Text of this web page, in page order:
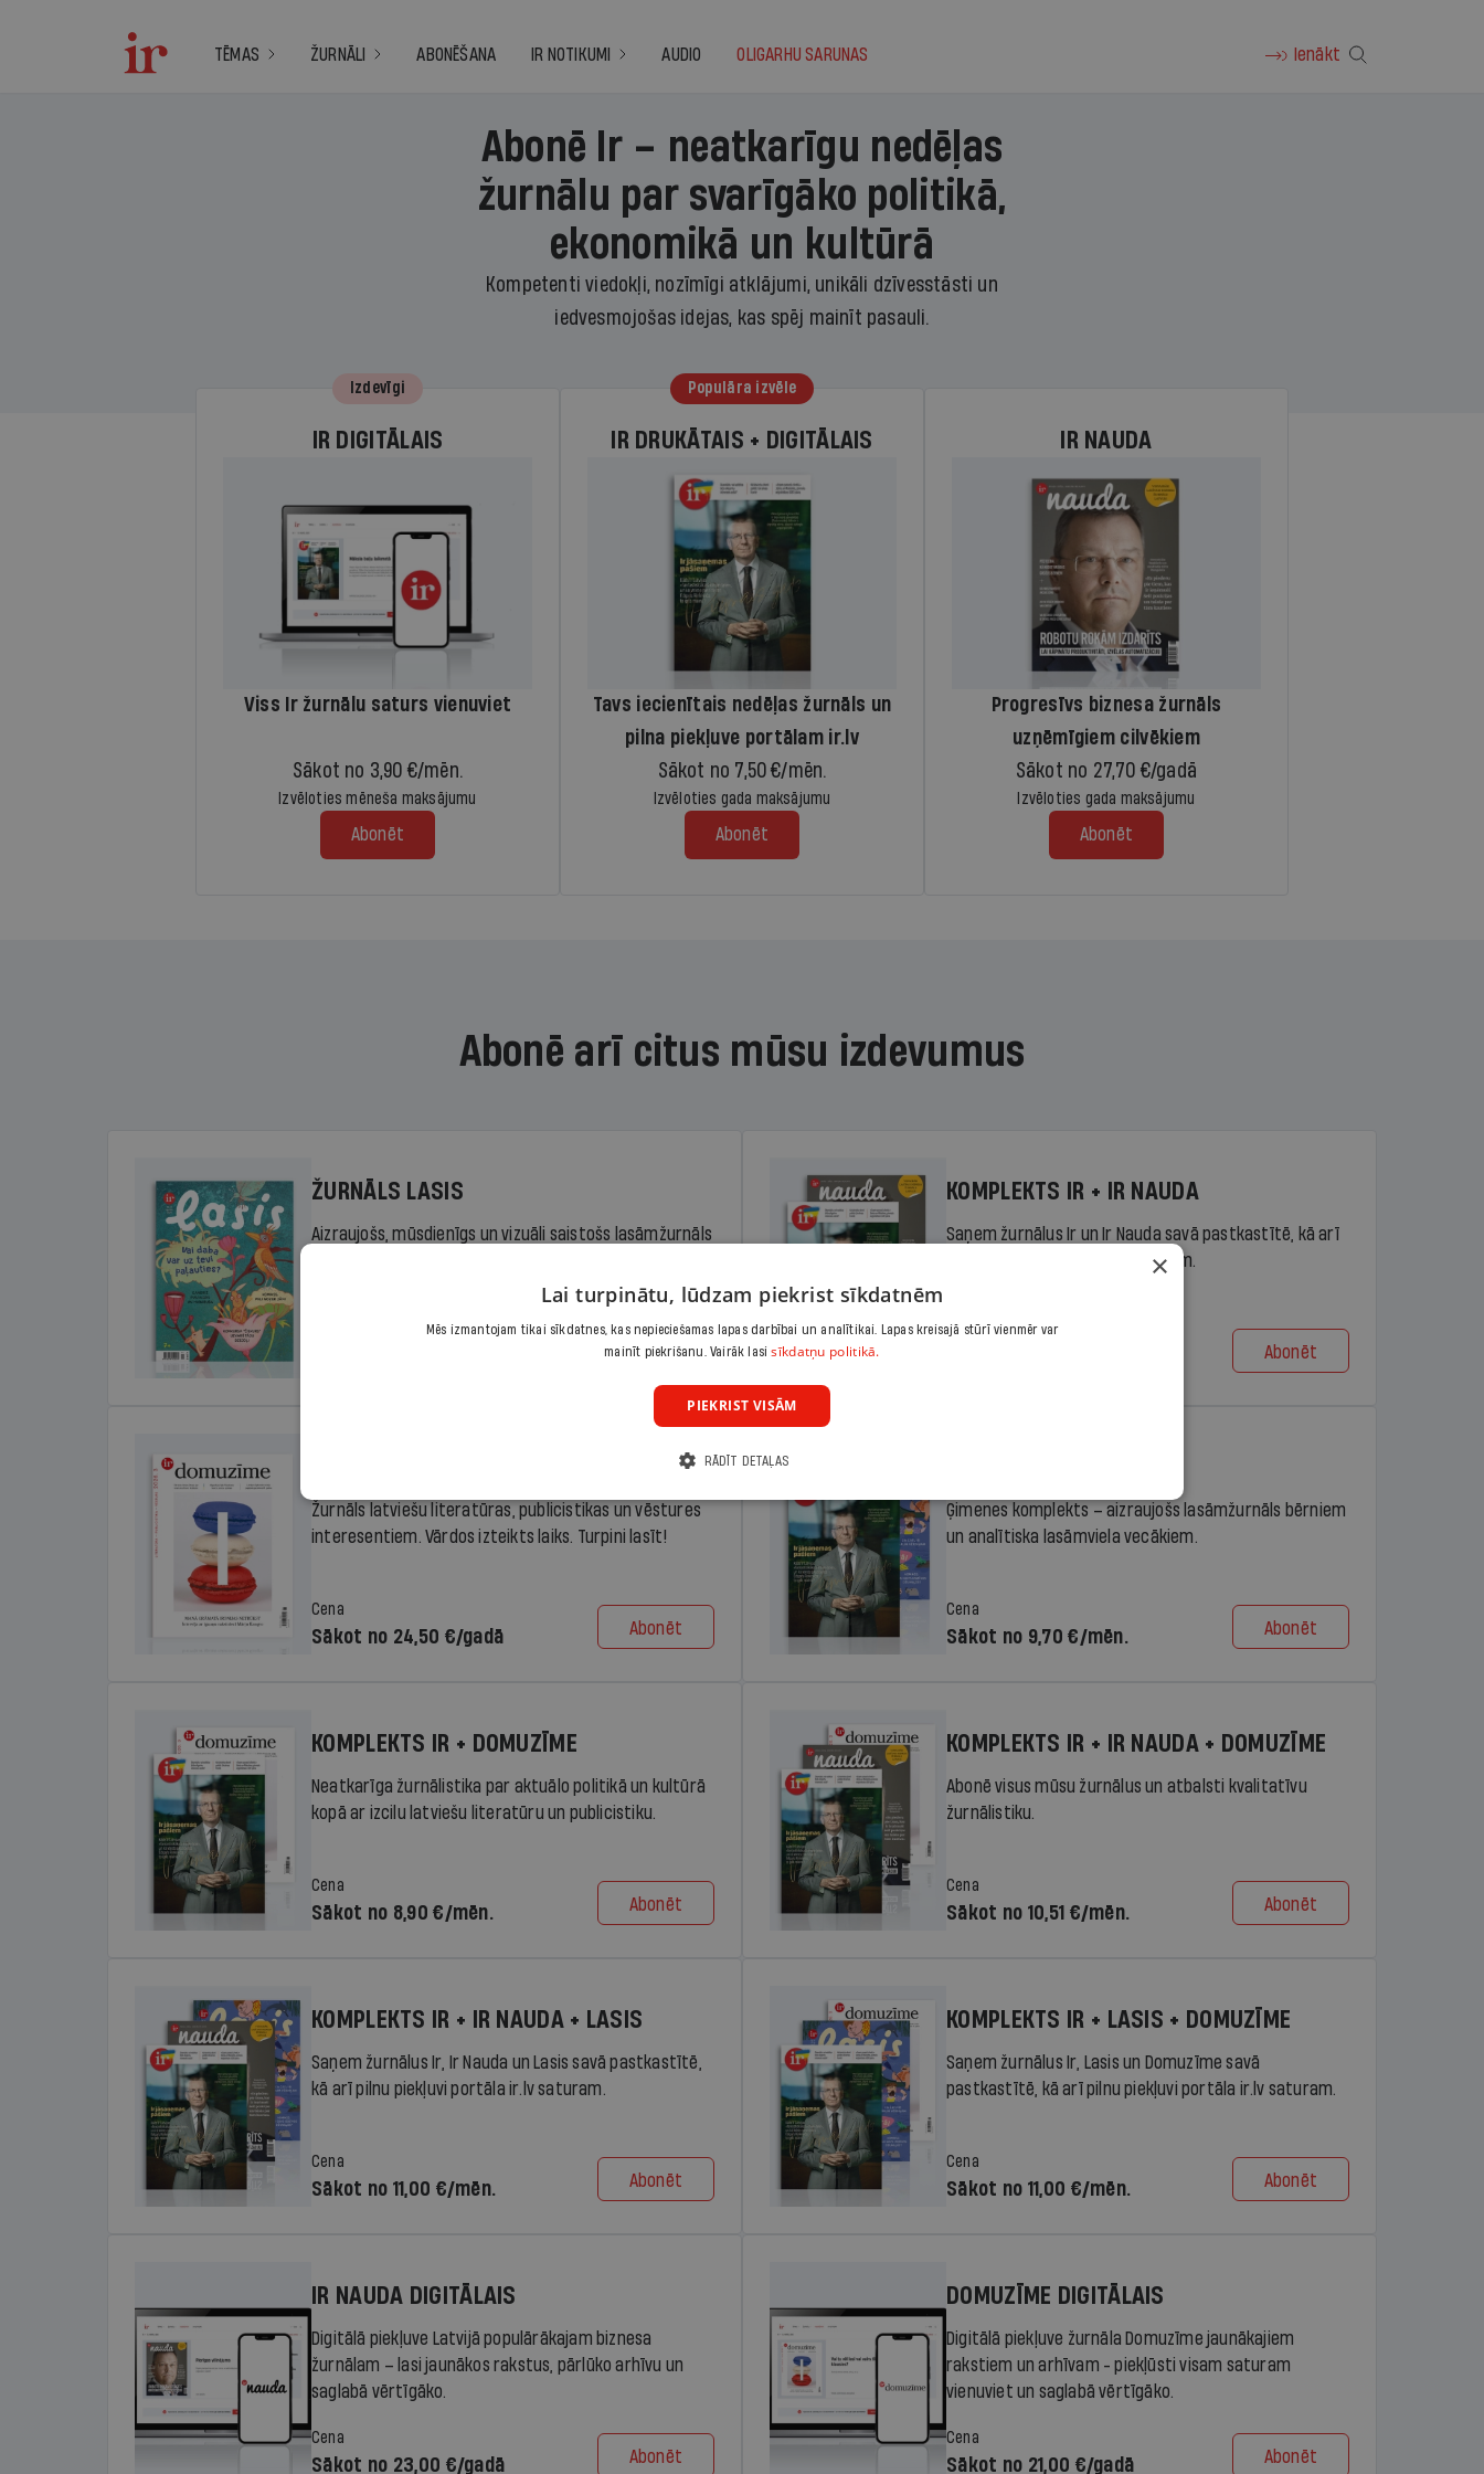
TĒMAS ŽURNĀLI ABONĒŠANA IR NOTIKUMI AUDIO OLIGARHU SARUNAS Ienākt
Abonē Ir – neatkarīgu nedēļas
žurnālu par svarīgāko politikā,
ekonomikā un kultūrā
Kompetenti viedokļi, nozīmīgi atklājumi, unikāli dzīvesstāsti un
iedvesmojošas idejas, kas spēj mainīt pasauli.
Izdevīgi
IR DIGITĀLAIS
Viss Ir žurnālu saturs vienuviet
Sākot no 3,90 €/mēn.
Izvēloties mēneša maksājumu
Abonēt
Populāra izvēle
IR DRUKĀTAIS + DIGITĀLAIS
Tavs iecienītais nedēļas žurnāls un
pilna piekļuve portālam ir.lv
Sākot no 7,50 €/mēn.
Izvēloties gada maksājumu
Abonēt
IR NAUDA
Progresīvs biznesa žurnāls
uzņēmīgiem cilvēkiem
Sākot no 27,70 €/gadā
Izvēloties gada maksājumu
Abonēt
Abonē arī citus mūsu izdevumus
ŽURNĀLS LASIS
Aizraujošs, mūsdienīgs un vizuāli saistošs lasāmžurnāls
Abonēt
KOMPLEKTS IR + IR NAUDA
Saņem žurnālus Ir un Ir Nauda savā pastkastītē, kā arī
pilnu piekļuvi portāla ir.lv saturam.
Cena
Abonēt
Žurnāls latviešu literatūras, publicistikas un vēstures
interesentiem. Vārdos izteikts laiks. Turpini lasīt!
Cena
Sākot no 24,50 €/gadā Abonēt
Ģimenes komplekts – aizraujošs lasāmžurnāls bērniem
un analītiska lasāmviela vecākiem.
Cena
Sākot no 9,70 €/mēn. Abonēt
KOMPLEKTS IR + DOMUZĪME
Neatkarīga žurnālistika par aktuālo politikā un kultūrā
kopā ar izcilu latviešu literatūru un publicistiku.
Cena
Sākot no 8,90 €/mēn. Abonēt
KOMPLEKTS IR + IR NAUDA + DOMUZĪME
Abonē visus mūsu žurnālus un atbalsti kvalitatīvu
žurnālistiku.
Cena
Sākot no 10,51 €/mēn. Abonēt
KOMPLEKTS IR + IR NAUDA + LASIS
Saņem žurnālus Ir, Ir Nauda un Lasis savā pastkastītē,
kā arī pilnu piekļuvi portāla ir.lv saturam.
Cena
Sākot no 11,00 €/mēn. Abonēt
KOMPLEKTS IR + LASIS + DOMUZĪME
Saņem žurnālus Ir, Lasis un Domuzīme savā
pastkastītē, kā arī pilnu piekļuvi portāla ir.lv saturam.
Cena
Sākot no 11,00 €/mēn. Abonēt
IR NAUDA DIGITĀLAIS
Digitālā piekļuve Latvijā populārākajam biznesa
žurnālam – lasi jaunākos rakstus, pārlūko arhīvu un
saglabā vērtīgāko.
Cena
Sākot no 23,00 €/gadā Abonēt
DOMUZĪME DIGITĀLAIS
Digitālā piekļuve žurnāla Domuzīme jaunākajiem
rakstiem un arhīvam - piekļūsti visam saturam
vienuviet un saglabā vērtīgāko.
Cena
Sākot no 21,00 €/gadā Abonēt
×
Lai turpinātu, lūdzam piekrist sīkdatnēm
Mēs izmantojam tikai sīkdatnes, kas nepieciešamas lapas darbībai un analītikai. Lapas kreisajā stūrī vienmēr var
mainīt piekrišanu. Vairāk lasisīkdatņu politikā.
PIEKRIST VISĀM
RĀDĪT DETAĻAS